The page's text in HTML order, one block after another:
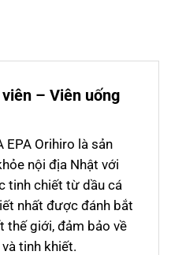
viên – Viên uống
EPA Orihiro là sản
nội địa Nhật với
tinh chiết từ dầu cá
nhất được đánh bắt
thế giới, đảm bảo về
tinh khiết.